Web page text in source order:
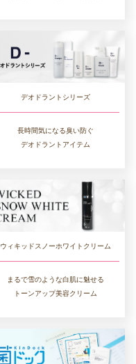
デオドラントシリーズ
長時間気になる臭い防ぐ
デオドラントアイテム
ウィキッドスノーホワイトクリーム
まるで雪のような白肌に魅せる
トーンアップ美容クリーム